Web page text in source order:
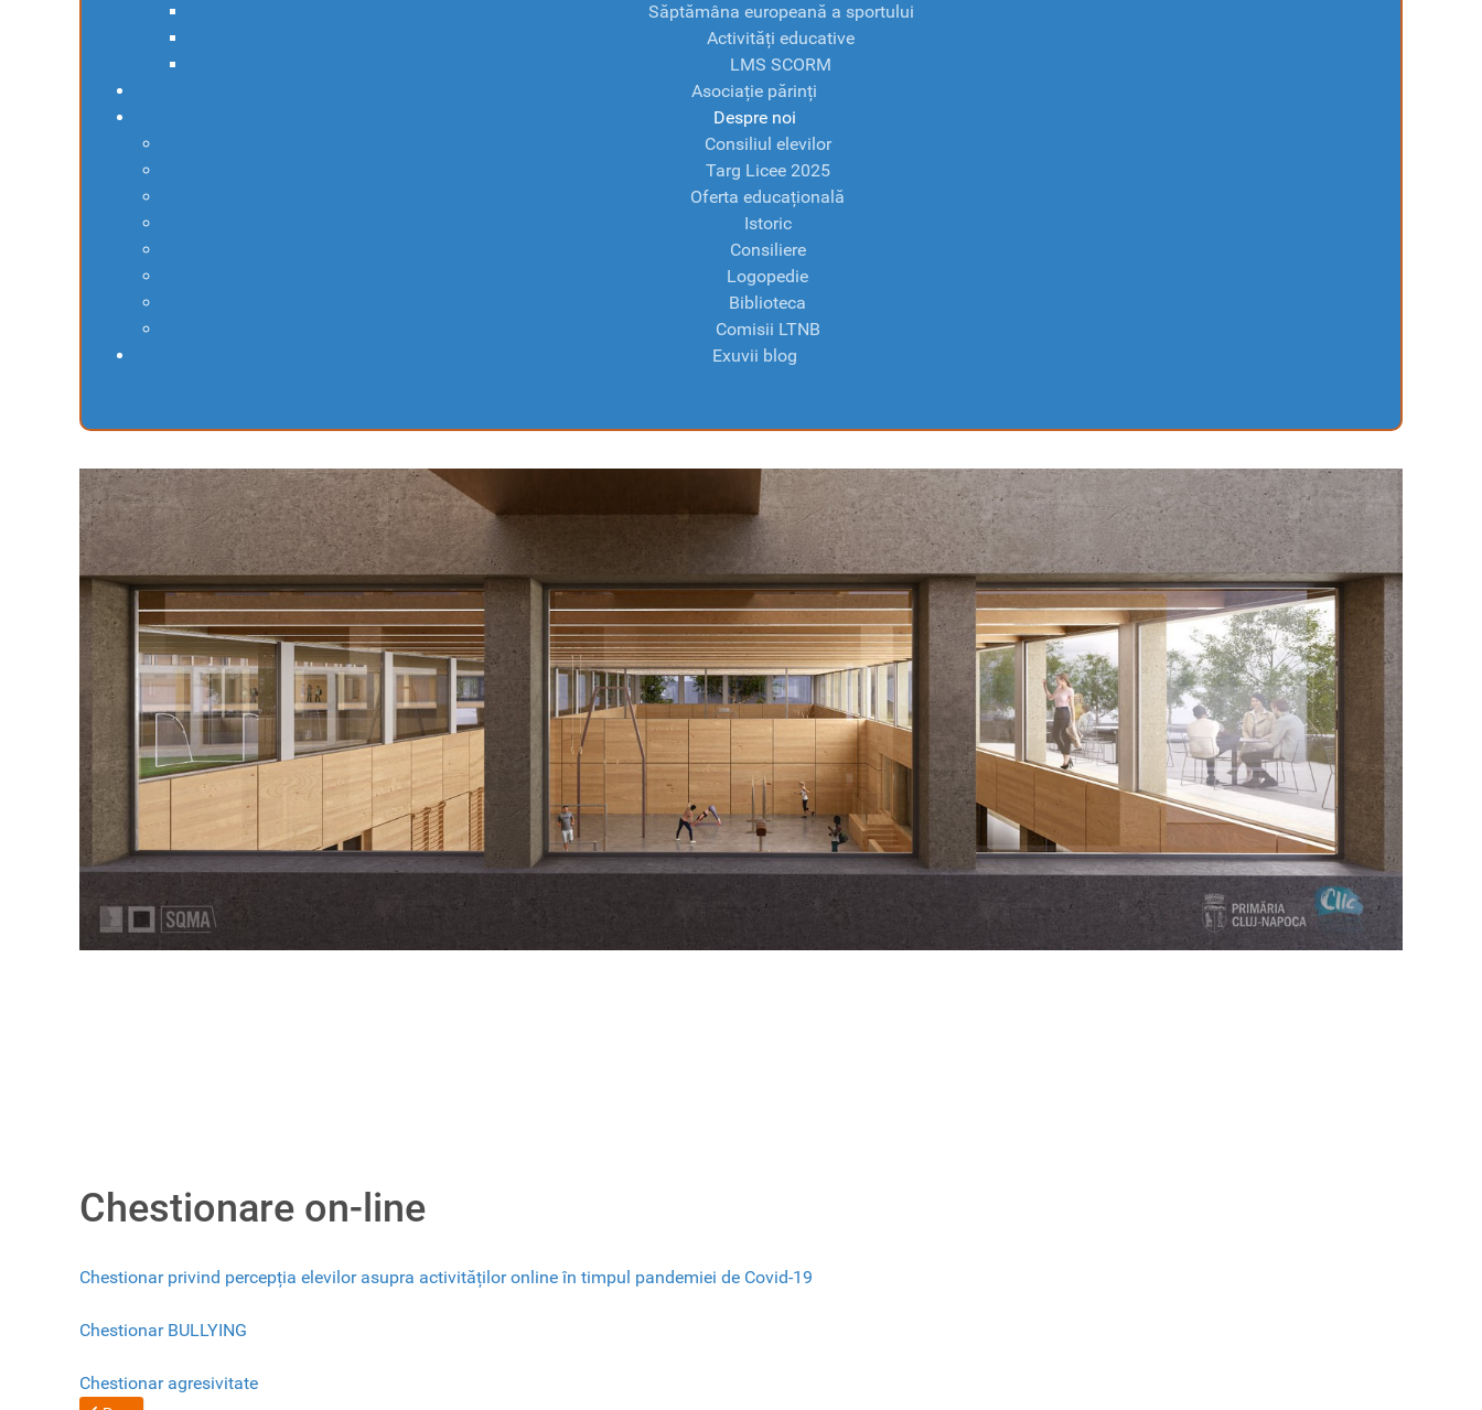
Săptămâna europeană a sportului
Activități educative
LMS SCORM
Asociație părinți
Despre noi
Consiliul elevilor
Targ Licee 2025
Oferta educațională
Istoric
Consiliere
Logopedie
Biblioteca
Comisii LTNB
Exuvii blog
Chestionare on-line
Chestionar privind percepția elevilor asupra activităților online în timpul pandemiei de Covid-19
Chestionar BULLYING
Chestionar agresivitate